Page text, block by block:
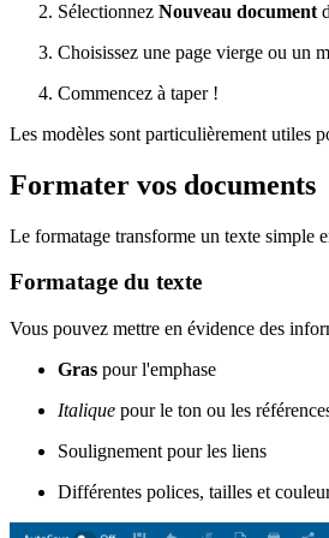
Sélectionnez Nouveau document
Choisissez une page vierge ou un
Commencez à taper !
Les modèles sont particulièrement utiles
Formater vos documents
Le formatage transforme un texte simple
Formatage du texte
Vous pouvez mettre en évidence des
Gras pour l'emphase
Italique pour le ton ou les
Soulignement pour les liens
Différentes polices, tailles et